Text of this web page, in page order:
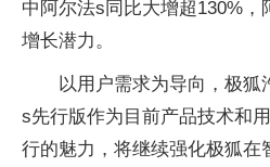
中阿尔法s同比大增超130%
增长潜力。
以用户需求为导向，极
s先行版作为目前产品技术和
行的魅力，将继续强化极狐在